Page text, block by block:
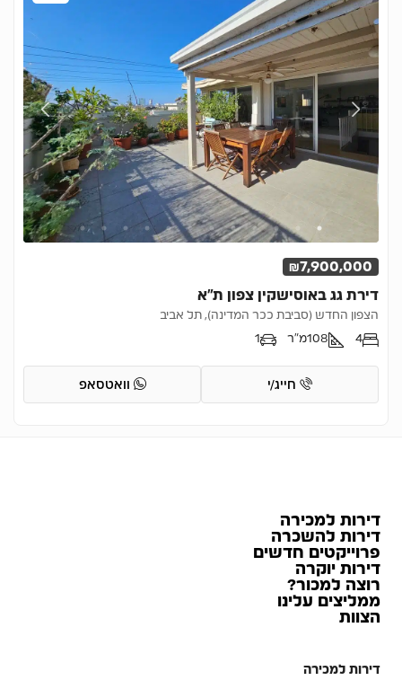
₪7,900,000
דירת גג באוסישקין צפון ת”א
הצפון החדש (סביבת ככר המדינה), תל אביב
4
108מ"ר 1
חייג/י וואטסאפ
דירות למכירה
דירות להשכרה
פרוייקטים חדשים
דירות יוקרה
רוצה למכור?
ממליצים עלינו
הצוות
דירות למכירה